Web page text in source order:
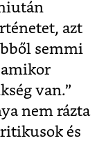
azt
semmi
van.”
nem rázta
és